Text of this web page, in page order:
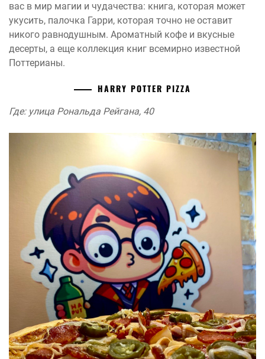
вас в мир магии и чудачества: книга, которая может
укусить, палочка Гарри, которая точно не оставит
никого равнодушным. Ароматный кофе и вкусные
десерты, а еще коллекция книг всемирно известной
Поттерианы.
HARRY POTTER PIZZA
Где: улица Рональда Рейгана, 40